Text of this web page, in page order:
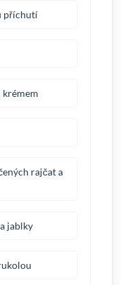
příchutí
krémem
rajčat a
jablky